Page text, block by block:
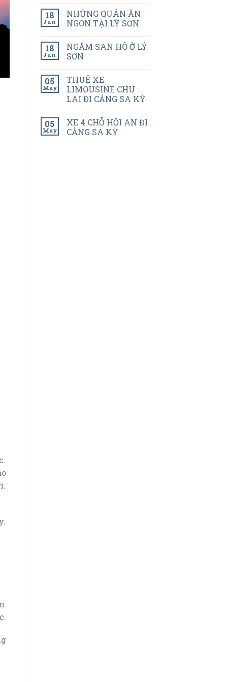
18
Jun
NHỮNG QUÁN ĂN
NGON TẠI LÝ SƠN
18
Jun
NGẮM SAN HÔ Ở LÝ
SƠN
05
May
THUÊ XE
LIMOUSINE CHU
LAI ĐI CẢNG SA KỲ
05
May
XE 4 CHỖ HỘI AN ĐI
CẢNG SA KỲ